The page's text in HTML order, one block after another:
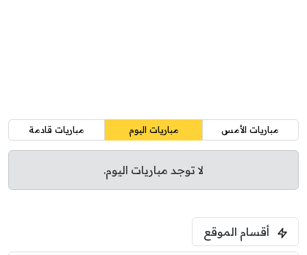
مباريات الأمس مباريات اليوم مباريات قادمة
لا توجد مباريات اليوم.
أقسام الموقع